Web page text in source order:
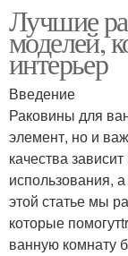
Лучшие
моделей,
интерьер
Введение
Раковины для
элемент, но и
качества
использования,
этой статье мы
которые
ванную комнату